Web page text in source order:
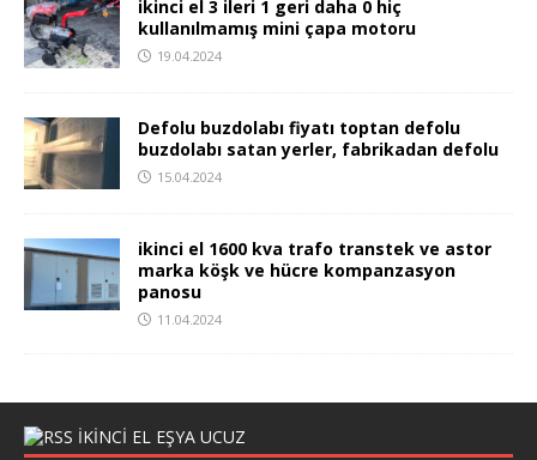
ikinci el 3 ileri 1 geri daha 0 hiç
kullanılmamış mini çapa motoru
19.04.2024
Defolu buzdolabı fiyatı toptan defolu
buzdolabı satan yerler, fabrikadan defolu
15.04.2024
ikinci el 1600 kva trafo transtek ve astor
marka köşk ve hücre kompanzasyon
panosu
11.04.2024
IKINCI EL EŞYA UCUZ